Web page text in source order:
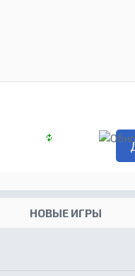
НОВЫЕ ИГРЫ